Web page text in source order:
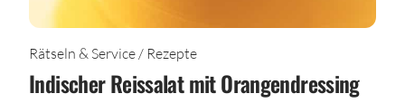
Rätseln & Service / Rezepte
Indischer Reissalat mit Orangendressing